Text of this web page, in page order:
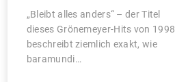
„Bleibt alles anders“ – der Titel
dieses Grönemeyer-Hits von 1998
beschreibt ziemlich exakt, wie
baramundi…